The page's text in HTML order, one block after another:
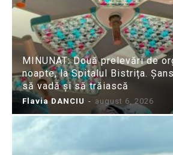
MINUNAT: Două prelevări de
noapte, la Spitalul Bistrița.
să vadă și să trăiască
Flavia DANCIU - august 6, 2026